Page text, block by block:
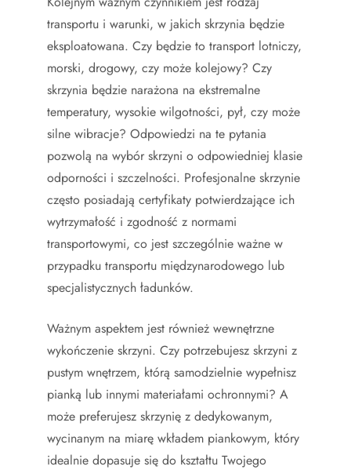
transportu i warunki, w jakich skrzynia będzie
eksploatowana. Czy będzie to transport lotniczy,
morski, drogowy, czy może kolejowy? Czy
skrzynia będzie narażona na ekstremalne
temperatury, wysokie wilgotności, pył, czy może
silne wibracje? Odpowiedzi na te pytania
pozwolą na wybór skrzyni o odpowiedniej klasie
odporności i szczelności. Profesjonalne skrzynie
często posiadają certyfikaty potwierdzające ich
wytrzymałość i zgodność z normami
transportowymi, co jest szczególnie ważne w
przypadku transportu międzynarodowego lub
specjalistycznych ładunków.
Ważnym aspektem jest również wewnętrzne
wykończenie skrzyni. Czy potrzebujesz skrzyni z
pustym wnętrzem, którą samodzielnie wypełnisz
pianką lub innymi materiałami ochronnymi? A
może preferujesz skrzynię z dedykowanym,
wycinanym na miarę wkładem piankowym, który
idealnie dopasuje się do kształtu Twojego